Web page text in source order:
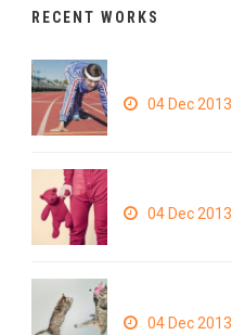
RECENT WORKS
04 Dec 2013
04 Dec 2013
04 Dec 2013